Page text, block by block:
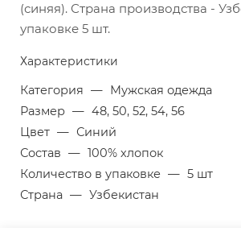
(синяя). Страна производства -
упаковке 5 шт.
Характеристики
Категория — Мужская одежда
Размер — 48, 50, 52, 54, 56
Цвет — Синий
Состав — 100% хлопок
Количество в упаковке — 5 шт
Страна — Узбекистан